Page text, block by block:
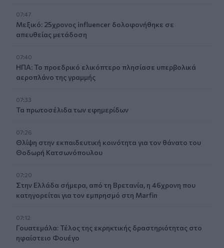
07:47
Μεξικό: 25χρονος influencer δολοφονήθηκε σε
απευθείας μετάδοση
07:40
ΗΠΑ: Το προεδρικό ελικόπτερο πλησίασε υπερβολικά
αεροπλάνο της γραμμής
07:33
Τα πρωτοσέλιδα των εφημερίδων
07:26
Θλίψη στην εκπαιδευτική κοινότητα για τον θάνατο του
Θοδωρή Κατσωνόπουλου
07:20
Στην Ελλάδα σήμερα, από τη Βρετανία, η 46χρονη που
κατηγορείται για τον εμπρησμό στη Marfin
07:12
Γουατεμάλα: Τέλος της εκρηκτικής δραστηριότητας στο
ηφαίστειο Φουέγο